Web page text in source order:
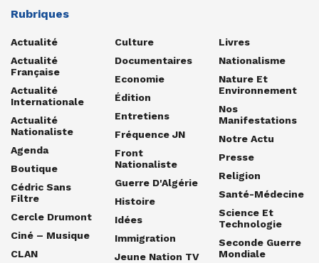
Rubriques
Actualité
Actualité
Française
Actualité
Internationale
Actualité
Nationaliste
Agenda
Boutique
Cédric Sans
Filtre
Cercle Drumont
Ciné – Musique
CLAN
Culture
Documentaires
Economie
Édition
Entretiens
Fréquence JN
Front
Nationaliste
Guerre D'Algérie
Histoire
Idées
Immigration
Jeune Nation TV
Livres
Nationalisme
Nature Et
Environnement
Nos
Manifestations
Notre Actu
Presse
Religion
Santé-Médecine
Science Et
Technologie
Seconde Guerre
Mondiale